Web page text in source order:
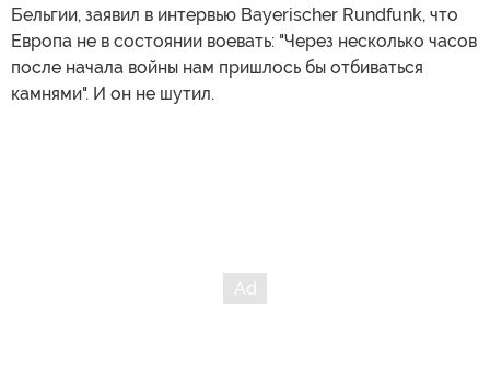
Бельгии, заявил в интервью Bayerischer Rundfunk, что
Европа не в состоянии воевать: "Через несколько часов
после начала войны нам пришлось бы отбиваться
камнями". И он не шутил.